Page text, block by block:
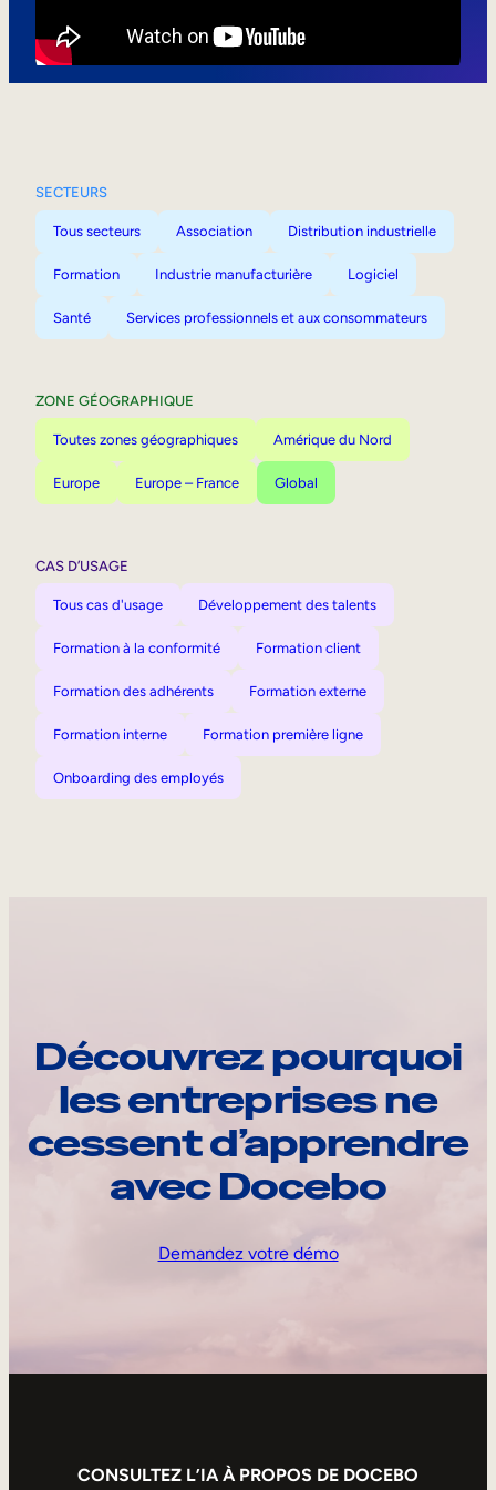
SECTEURS
Tous secteurs Association Distribution industrielle
Formation Industrie manufacturière Logiciel
Santé Services professionnels et aux consommateurs
ZONE GÉOGRAPHIQUE
Toutes zones géographiques Amérique du Nord
Europe Europe – France Global
CAS D’USAGE
Tous cas d'usage Développement des talents
Formation à la conformité Formation client
Formation des adhérents Formation externe
Formation interne Formation première ligne
Onboarding des employés
Découvrez pourquoi
les entreprises ne
cessent d’apprendre
avec Docebo
Demandez votre démo
CONSULTEZ L’IA À PROPOS DE DOCEBO